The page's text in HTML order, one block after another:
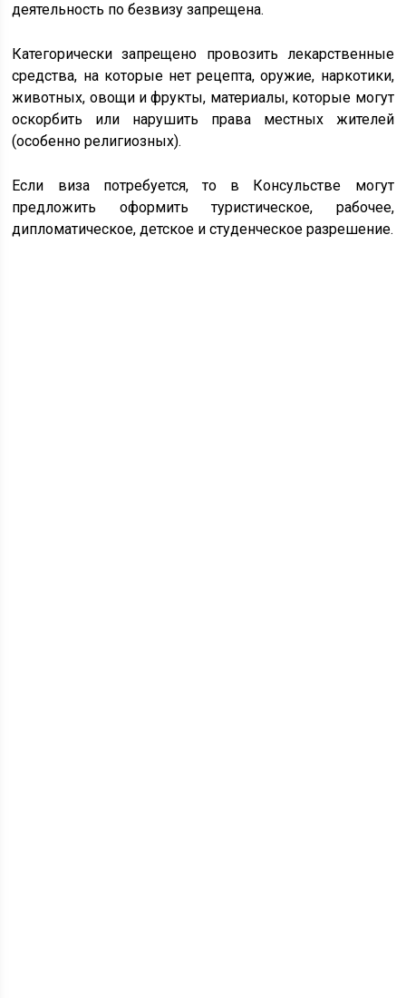
деятельность по безвизу запрещена.
Категорически запрещено провозить лекарственные
средства, на которые нет рецепта, оружие, наркотики,
животных, овощи и фрукты, материалы, которые могут
оскорбить или нарушить права местных жителей
(особенно религиозных).
Если виза потребуется, то в Консульстве могут
предложить оформить туристическое, рабочее,
дипломатическое, детское и студенческое разрешение.